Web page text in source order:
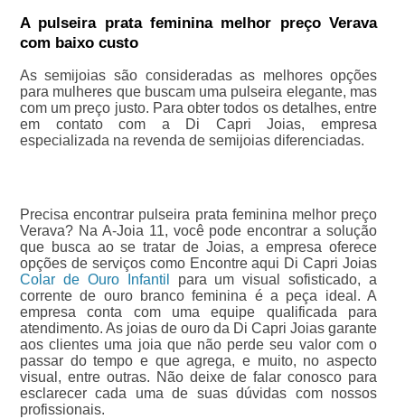
A pulseira prata feminina melhor preço Verava
com baixo custo
As semijoias são consideradas as melhores opções
para mulheres que buscam uma pulseira elegante, mas
com um preço justo. Para obter todos os detalhes, entre
em contato com a Di Capri Joias, empresa
especializada na revenda de semijoias diferenciadas.
Precisa encontrar pulseira prata feminina melhor preço
Verava? Na A-Joia 11, você pode encontrar a solução
que busca ao se tratar de Joias, a empresa oferece
opções de serviços como Encontre aqui Di Capri Joias
Colar de Ouro Infantil
para um visual sofisticado, a
corrente de ouro branco feminina é a peça ideal. A
empresa conta com uma equipe qualificada para
atendimento. As joias de ouro da Di Capri Joias garante
aos clientes uma joia que não perde seu valor com o
passar do tempo e que agrega, e muito, no aspecto
visual, entre outras. Não deixe de falar conosco para
esclarecer cada uma de suas dúvidas com nossos
profissionais.